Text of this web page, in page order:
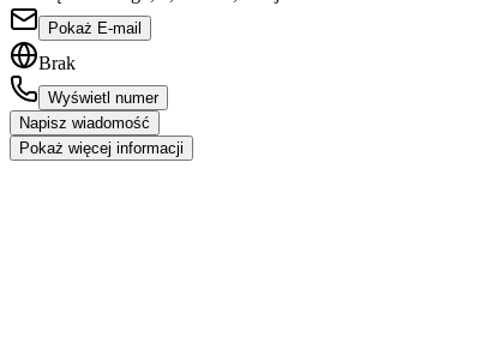
Pokaż E-mail
Brak
Wyświetl numer
Napisz wiadomość
Pokaż więcej informacji